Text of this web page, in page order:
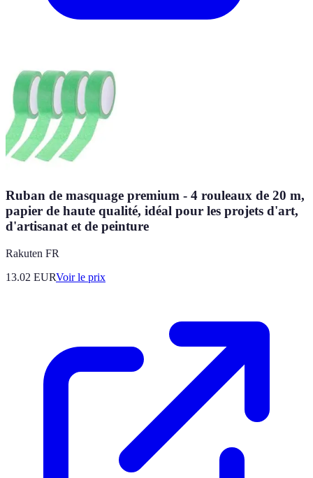
Ruban de masquage premium - 4 rouleaux de 20 m,
papier de haute qualité, idéal pour les projets d'art,
d'artisanat et de peinture
Rakuten FR
13.02 EURVoir le prix